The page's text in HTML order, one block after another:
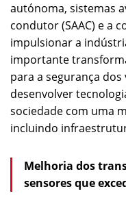
autónoma, sistemas
condutor (SAAC) e a
impulsionar a
importante
para a segurança dos
desenvolver
sociedade com uma
incluindo
Melhoria dos
sensores que